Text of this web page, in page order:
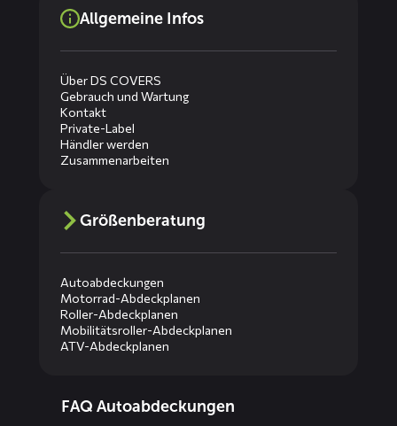
Allgemeine Infos
Über DS COVERS
Gebrauch und Wartung
Kontakt
Private-Label
Händler werden
Zusammenarbeiten
Größenberatung
Autoabdeckungen
Motorrad-Abdeckplanen
Roller-Abdeckplanen
Mobilitätsroller-Abdeckplanen
ATV-Abdeckplanen
menusFAQ Autoabdeckungen